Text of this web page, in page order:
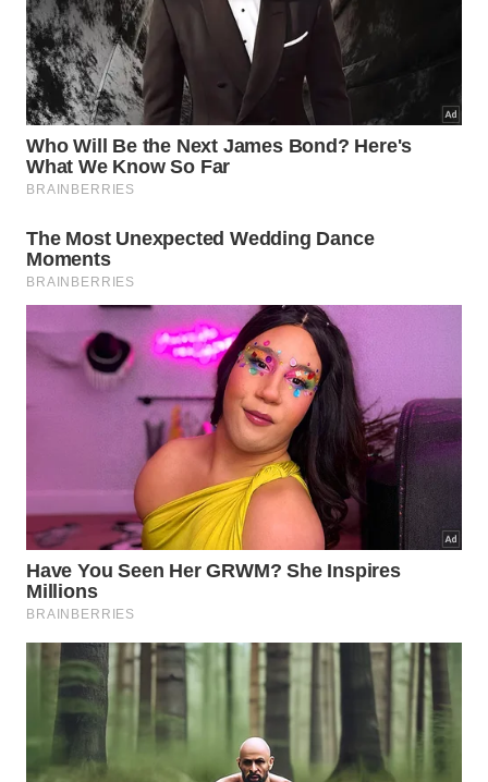
regulatórias e envolve etapas complexas descritas
abaixo.
Desenvolvimento detalhado de sistemas
submarinos altamente tecnológicos.
Projeto e construção de equipamentos flutuantes
de produção petrolífera.
Planejamento de gasodutos e capacidade para
Como esse projeto equilibra
segurança energética e clima?
A exploração desse reservatório de longo prazo
ocorre em um momento global detransição
reduzir as emissões gasosas. Existe uma tensão
inevitável entre garantir o suprimento energético
industrial e cumprir as metas de proteção ambiental
estabelecidas.
A viabilidade definitiva desse campo dependerá da
capacidade de produzir os recursos de maneira
totalmente segura para o ambiente. O mercado
internacional monitora com rigor as
carbono e exigeresponsabilidadeoperacional das
grandes empresas.
Referências:
bp progresses plans for the significant
Bumerangue discovery, offshore Brazil | News and
insights | Home